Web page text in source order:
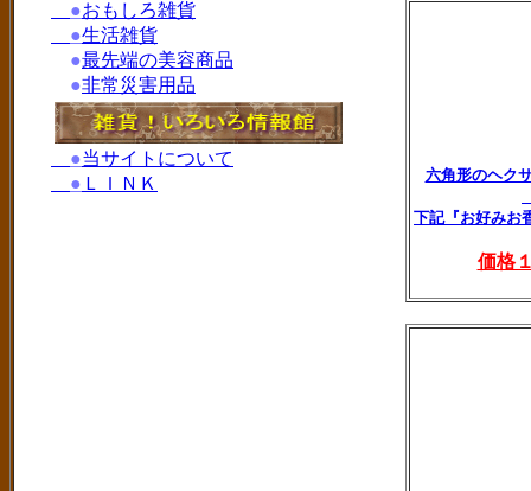
六角形のヘ
下記『お好みお
価格
●おもしろ雑貨
●生活雑貨
●最先端の美容商品
●非常災害用品
●当サイトについて
● ＬＩＮＫ